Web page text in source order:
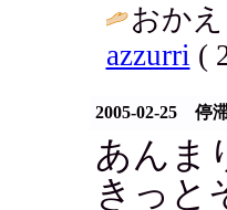
おか
azzurri (
2005-02-25 停
あんま
きっと